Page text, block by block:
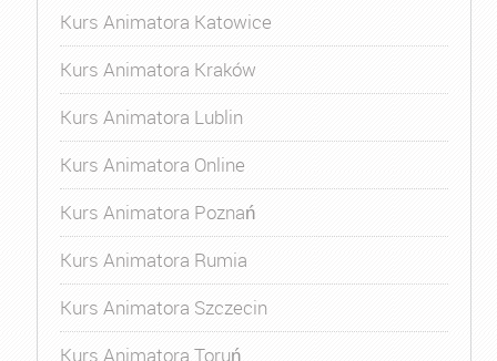
Kurs Animatora Katowice
Kurs Animatora Kraków
Kurs Animatora Lublin
Kurs Animatora Online
Kurs Animatora Poznań
Kurs Animatora Rumia
Kurs Animatora Szczecin
Kurs Animatora Toruń